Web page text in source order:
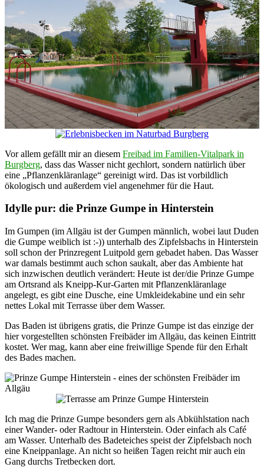
Vor allem gefällt mir an diesem Freibad im Familien-Vitalpark in
Burgberg, dass das Wasser nicht gechlort, sondern natürlich über
eine „Pflanzenkläranlage“ gereinigt wird. Das ist vorbildlich
ökologisch und außerdem viel angenehmer für die Haut.
Idylle pur: die Prinze Gumpe in Hinterstein
Im Gumpen (im Allgäu ist der Gumpen männlich, wobei laut Duden
die Gumpe weiblich ist :-)) unterhalb des Zipfelsbachs in Hinterstein
soll schon der Prinzregent Luitpold gern gebadet haben. Das Wasser
war damals bestimmt auch schon saukalt, aber das Ambiente hat
sich inzwischen deutlich verändert: Heute ist der/die Prinze Gumpe
am Ortsrand als Kneipp-Kur-Garten mit Pflanzenkläranlage
angelegt, es gibt eine Dusche, eine Umkleidekabine und ein sehr
nettes Lokal mit Terrasse über dem Wasser.
Das Baden ist übrigens gratis, die Prinze Gumpe ist das einzige der
hier vorgestellten schönsten Freibäder im Allgäu, das keinen Eintritt
kostet. Wer mag, kann aber eine freiwillige Spende für den Erhalt
des Bades machen.
Ich mag die Prinze Gumpe besonders gern als Abkühlstation nach
einer Wander- oder Radtour in Hinterstein. Oder einfach als Café
am Wasser. Unterhalb des Badeteiches speist der Zipfelsbach noch
eine Kneippanlage. An nicht so heißen Tagen reicht mir auch ein
Gang durchs Tretbecken dort.